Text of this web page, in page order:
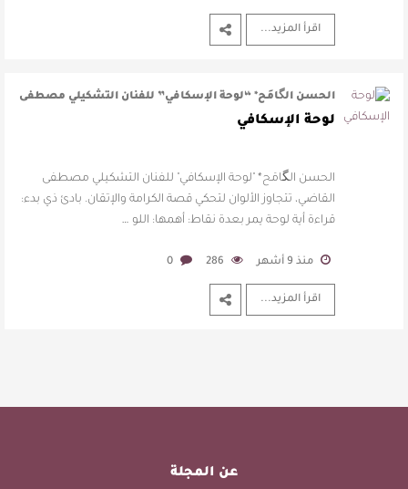
اقرأ المزيد...
الحسن الگامَح* “لوحة الإسكافي” للفنان التشكيلي مصطفى
القاضي، تتجاوز …
لوحة الإسكافي
الحسن الگامَح* "لوحة الإسكافي" للفنان التشكيلي مصطفى
القاضي، تتجاوز الألوان لتحكي قصة الكرامة والإتقان. بادئ ذي بدء:
قراءة أية لوحة يمر بعدة نقاط: أهمها: اللو …
منذ 9 أشهر 286
0
اقرأ المزيد...
عن المجلة